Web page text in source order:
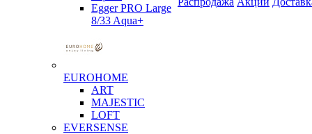
Egger PRO Large
8/33 Aqua+
EUROHOME
ART
MAJESTIC
LOFT
EVERSENSE